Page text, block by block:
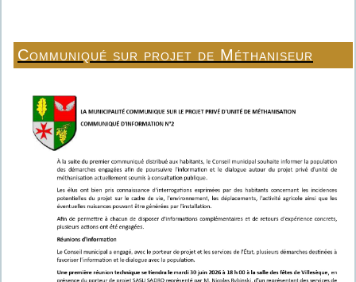
Communiqué sur projet de Méthaniseur